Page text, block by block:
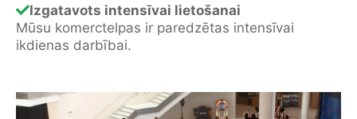
Izgatavots intensīvai lietošanai
Mūsu komerctelpas ir paredzētas intensīvai
ikdienas darbībai.